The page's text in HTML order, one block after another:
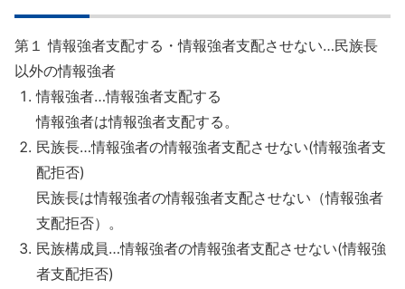
第１ 情報強者支配する・情報強者支配させない…民族長
以外の情報強者
情報強者…情報強者支配する
情報強者は情報強者支配する。
民族長…情報強者の情報強者支配させない(情報強者支
配拒否)
民族長は情報強者の情報強者支配させない（情報強者
支配拒否）。
民族構成員…情報強者の情報強者支配させない(情報強
者支配拒否)